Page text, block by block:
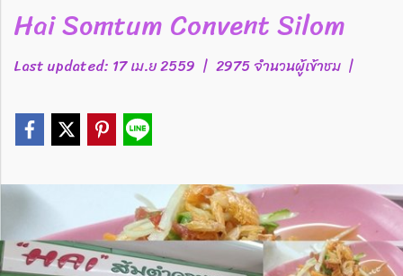
Hai Somtum Convent Silom
Last updated: 17 เม.ย 2559 | 2975 จำนวนผู้เข้าชม |